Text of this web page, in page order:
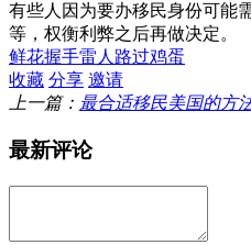
有些人因为要办移民身份可能
等，权衡利弊之后再做决定。
鲜花握手雷人 路过鸡蛋
收藏 分享 邀请
上一篇： 最合适移民美国的方
最新评论